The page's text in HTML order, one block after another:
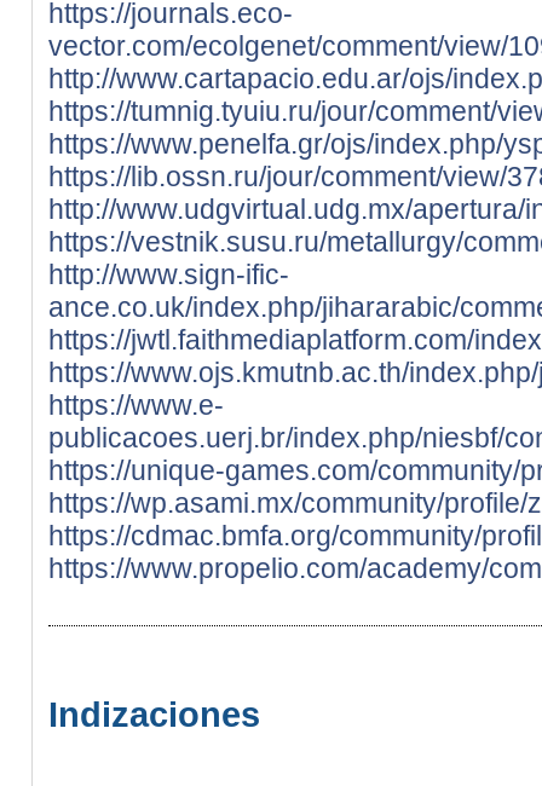
https://journals.eco-
vector.com/ecolgenet/comment/view/
http://www.cartapacio.edu.ar/ojs/
https://tumnig.tyuiu.ru/jour/comment/
https://www.penelfa.gr/ojs/index.php/
https://lib.ossn.ru/jour/comment/view/
http://www.udgvirtual.udg.mx/
https://vestnik.susu.ru/metallurgy/
http://www.sign-ific-
ance.co.uk/index.php/jihararabic/
https://jwtl.faithmediaplatform.com/
https://www.ojs.kmutnb.ac.th/
https://www.e-
publicacoes.uerj.br/index.php/niesbf/
https://unique-games.com/community/
https://wp.asami.mx/community/profile/
https://cdmac.bmfa.org/community/
https://www.propelio.com/academy/
Indizaciones